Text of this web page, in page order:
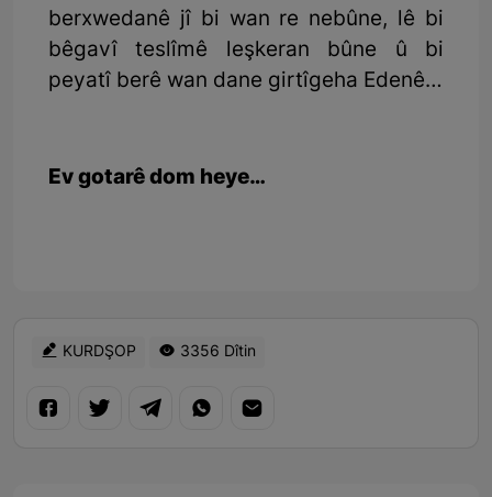
berxwedanê jî bi wan re nebûne, lê bi
bêgavî teslîmê leşkeran bûne û bi
peyatî berê wan dane girtîgeha Edenê…
Ev gotarê dom heye…
KURDŞOP 3356 Dîtin